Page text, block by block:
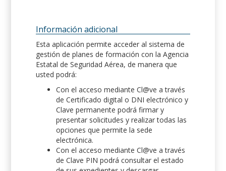
Información adicional
Esta aplicación permite acceder al sistema de
gestión de planes de formación con la Agencia
Estatal de Seguridad Aérea, de manera que
usted podrá:
Con el acceso mediante Cl@ve a través
de Certificado digital o DNI electrónico y
Clave permanente podrá firmar y
presentar solicitudes y realizar todas las
opciones que permite la sede
electrónica.
Con el acceso mediante Cl@ve a través
de Clave PIN podrá consultar el estado